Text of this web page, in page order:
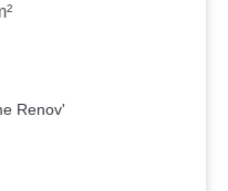
Renov'